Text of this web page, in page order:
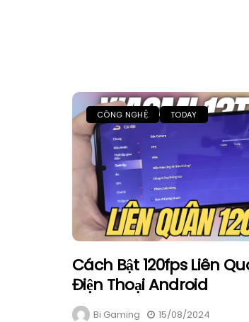
CÔNG NGHỆ TODAY
Cách Bật 120fps Liên
Điện Thoại Android
Bi Gaming 15/08/2024